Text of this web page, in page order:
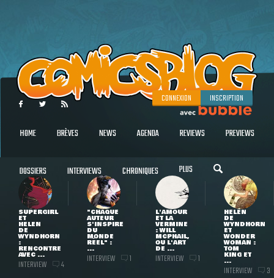
CONNEXION INSCRIPTION
HOME BRÈVES NEWS AGENDA REVIEWS PREVIEWS
DOSSIERS INTERVIEWS CHRONIQUES PLUS
SUPERGIRL
ET
HELEN
DE
WYNDHORN
:
RENCONTRE
AVEC ...
INTERVIEW 4
"CHAQUE
AUTEUR
S'INSPIRE
DU
MONDE
RÉEL" :
...
INTERVIEW 1
L'AMOUR
ET LA
VERMINE
: WILL
MCPHAIL,
OU L'ART
DE ...
INTERVIEW 1
HELEN
DE
WYNDHORN
ET
WONDER
WOMAN :
TOM
KING ET
...
INTERVIEW 3